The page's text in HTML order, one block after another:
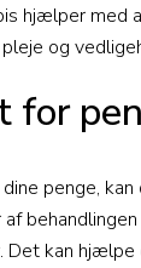
hjælper
og
for
penge,
kan